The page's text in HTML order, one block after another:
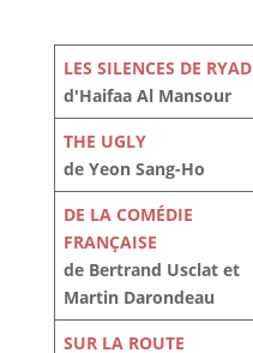
LES SILENCES DE RYAD
d'Haifaa Al Mansour
THE UGLY
de Yeon Sang-Ho
DE LA COMÉDIE
FRANÇAISE
de Bertrand Usclat et
Martin Darondeau
SUR LA ROUTE